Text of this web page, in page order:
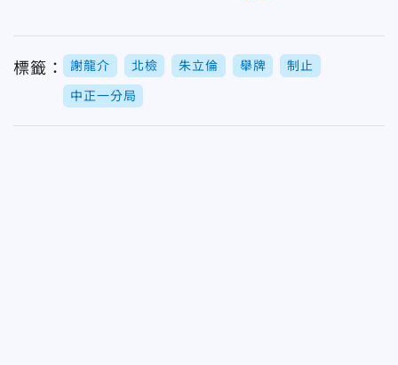
標籤： 謝龍介 北檢 朱立倫 舉牌 制止
中正一分局